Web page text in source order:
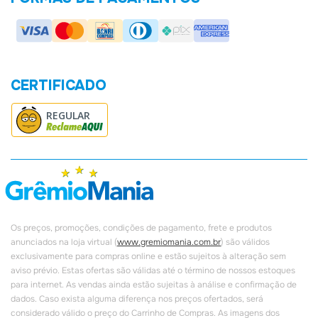
Política de Privacidade
CERTIFICADO
REGULAR
Os preços, promoções, condições de pagamento, frete e produtos
anunciados na loja virtual (www.gremiomania.com.br) são válidos
exclusivamente para compras online e estão sujeitos à alteração sem
aviso prévio. Estas ofertas são válidas até o término de nossos estoques
para internet. As vendas ainda estão sujeitas à análise e confirmação de
dados. Caso exista alguma diferença nos preços ofertados, será
considerado válido o preço do Carrinho de Compras. As imagens dos